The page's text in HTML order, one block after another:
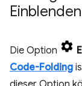
Die Option
Code-Folding